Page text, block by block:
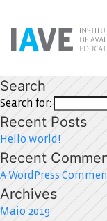
Search
Search for:
Recent Posts
Hello world!
Recent
A WordPress
Archives
Maio 2019